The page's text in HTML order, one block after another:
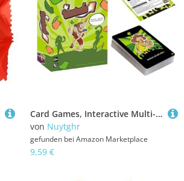
Card Games, Interactive Multi-Player Deck Fun Design, Family Game for Teens, Portable Pack with Easy Rules, Party Cards for Adults Travel Camping Birthday Christmas Night Gathering
von Nuytghr
gefunden bei Amazon Marketplace
9,59 €